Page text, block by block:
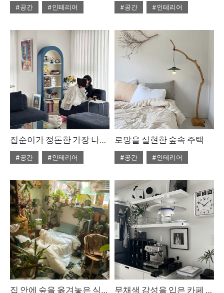
#공간
#인테리어
#공간
#인테리어
#2025년8월호
집순이가 정돈한 가장 나다운 집
#공간
#인테리어
#2025년8월호
로망을 실현한 숲속 주택
#공간
#인테리어
#2025년8월호
집 안에 숲을 옮겨놓은 식물 애호가의 집 무채색 감성을 입은 카페 같은 집